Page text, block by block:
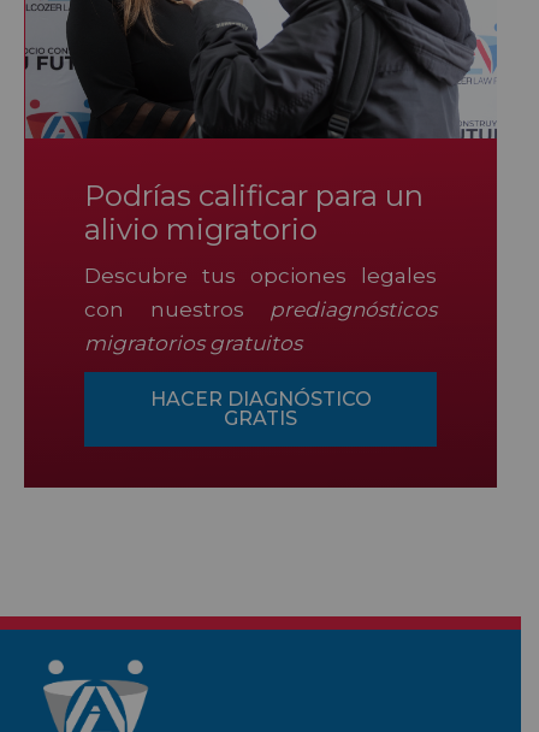
Podrías calificar para un
alivio migratorio
Descubre tus opciones legales
con nuestros
prediagnósticos
migratorios gratuitos
HACER DIAGNÓSTICO
GRATIS